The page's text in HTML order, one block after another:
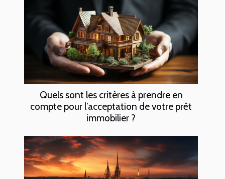
Quels sont les critères à prendre en
compte pour l’acceptation de votre prêt
immobilier ?